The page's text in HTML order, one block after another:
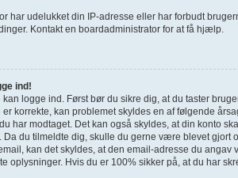
har udelukket din IP-adresse eller har forbudt
Kontakt en boardadministrator for at få hjælp.
ind!
logge ind. Først bør du sikre dig, at du taster
korrekte, kan problemet skyldes en af følgende
har modtaget. Det kan også skyldes, at din konto
Da du tilmeldte dig, skulle du gerne være blevet
kan det skyldes, at den email-adresse du
oplysninger. Hvis du er 100% sikker på, at du har